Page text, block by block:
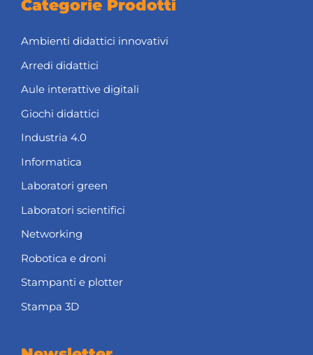
Categorie Prodotti
Ambienti didattici innovativi
Arredi didattici
Aule interattive digitali
Giochi didattici
Industria 4.0
Informatica
Laboratori green
Laboratori scientifici
Networking
Robotica e droni
Stampanti e plotter
Stampa 3D